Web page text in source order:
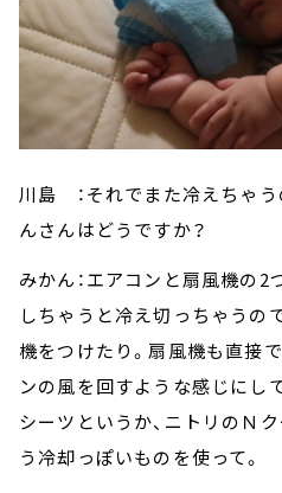
川島 ：それでまた冷えちゃ
んさんはどうですか？
みかん：エアコンと扇風機の2
しちゃうと冷え切っちゃうの
機をつけたり。扇風機も直接
ンの風を回すような感じにし
シーツというか、ニトリのＮ
う冷却っぽいものを使って。